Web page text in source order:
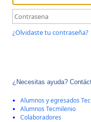
¿Olvidaste tu contraseña?
¿Necesitas ayuda?
Alumnos y egresados
Alumnos Tecmilenio
Colaboradores